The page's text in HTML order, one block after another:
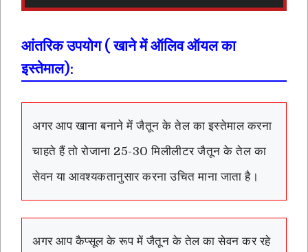
आंतरिक उपयोग ( खाने में ऑलिव ऑयल का
इस्तेमाल):
अगर आप खाना बनाने में जैतून के तेल का इस्तेमाल करना
चाहते हैं तो रोजाना 25-30 मिलीलीटर जैतून के तेल का
सेवन या आवश्यकतानुसार करना उचित माना जाता है।
अगर आप कैप्सूल के रूप में जैतून के तेल का सेवन कर रहे